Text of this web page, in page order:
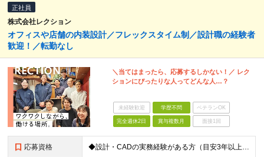
正社員
株式会社レクション
オフィスや店舗の内装設計／フレックスタイム制／設計職の経験者
歓迎！／転勤なし
＼当てはまったら、応募するしかない！／ レク
ションにぴったりな人ってどんな人…？
未経験歓迎 学歴不問 ベテランOK
完全週休2日 賞与複数月 面接1回
応募資格 ◆設計・CADの実務経験がある方（目安3年以上） ◆社会人経験が3年以上ある方 ◆学歴不問 ≪こんな方を歓迎します≫ ・デザインやものづくりが好きな方 ・質にこだわった内装工事をしたい方 ・職人さん